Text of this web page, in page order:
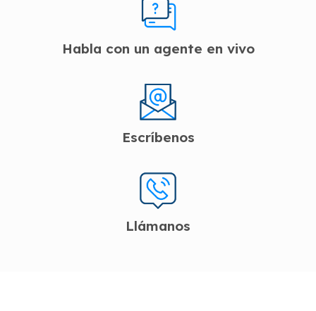
Habla con un agente en vivo
Escríbenos
Llámanos